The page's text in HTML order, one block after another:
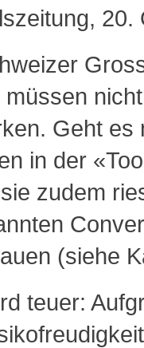
20.
müssen
Geht es
in der
zudem
(siehe
teuer: